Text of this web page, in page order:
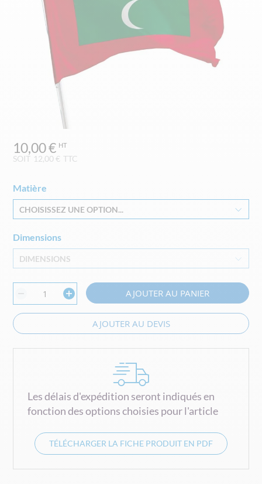
SOIT 12,00 € TTC
10,00 €
Matière
CHOISISSEZ UNE OPTION...
Dimensions
DIMENSIONS
AJOUTER AU PANIER
AJOUTER AU DEVIS
Les délais d'expédition seront indiqués en
fonction des options choisies pour l'article
TÉLÉCHARGER LA FICHE PRODUIT EN PDF
to
the
the
gallery